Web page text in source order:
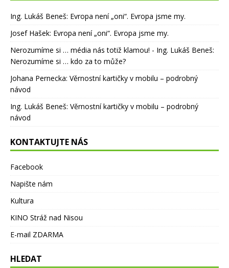
Ing. Lukáš Beneš: Evropa není „oni“. Evropa jsme my.
Josef Hašek: Evropa není „oni“. Evropa jsme my.
Nerozumíme si … média nás totiž klamou! - Ing. Lukáš Beneš:
Nerozumíme si … kdo za to může?
Johana Pernecka: Věrnostní kartičky v mobilu – podrobný
návod
Ing. Lukáš Beneš: Věrnostní kartičky v mobilu – podrobný
návod
KONTAKTUJTE NÁS
Facebook
Napište nám
Kultura
KINO Stráž nad Nisou
E-mail ZDARMA
HLEDAT